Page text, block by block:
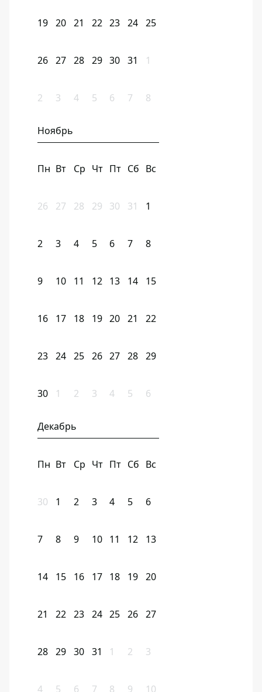
19 20 21 22 23 24 25
26 27 28 29 30 31 1
2 3 4 5 6 7 8
Ноябрь
Пн Вт Ср Чт Пт Сб Вс
26 27 28 29 30 31 1
2 3 4 5 6 7 8
9 10 11 12 13 14 15
16 17 18 19 20 21 22
23 24 25 26 27 28 29
30 1 2 3 4 5 6
Декабрь
Пн Вт Ср Чт Пт Сб Вс
30 1 2 3 4 5 6
7 8 9 10 11 12 13
14 15 16 17 18 19 20
21 22 23 24 25 26 27
28 29 30 31 1 2 3
4 5 6 7 8 9 10